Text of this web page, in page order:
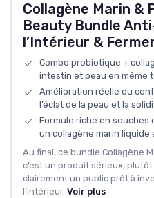
Collagène Marin &
Beauty Bundle
l’Intérieur &
Combo probiotique +
intestin et peau en même
Amélioration réelle du
l’éclat de la peau et la
Formule riche en
un collagène marin liquide
Au final, ce bundle Collagène
c’est un produit sérieux,
clairement un public prêt à
l’intérieur. Voir plus